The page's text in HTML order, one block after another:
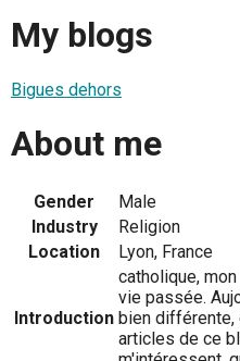
My blogs
Bigues dehors
About me
Gender
Male
Industry
Religion
Location
Lyon, France
Introduction
catholique,
vie passée.
bien différente,
articles de ce